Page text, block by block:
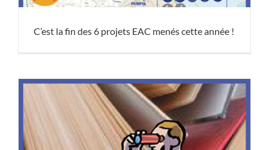
C’est la fin des 6 projets EAC menés cette année !